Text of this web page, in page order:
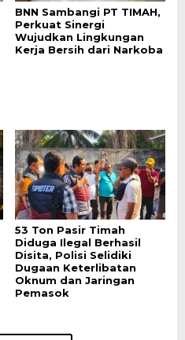
BNN Sambangi PT TIMAH,
Perkuat Sinergi
Wujudkan Lingkungan
Kerja Bersih dari Narkoba
53 Ton Pasir Timah
Diduga Ilegal Berhasil
Disita, Polisi Selidiki
Dugaan Keterlibatan
Oknum dan Jaringan
Pemasok